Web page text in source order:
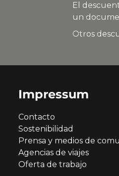
El
un
Otros
Impressum
Contacto
Sostenibilidad
Prensa y medios de
Agencias de viajes
Oferta de trabajo